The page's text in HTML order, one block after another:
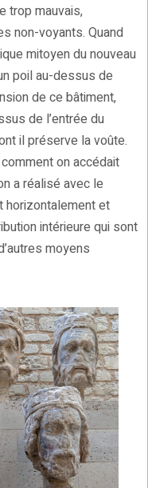
trop mauvais,
non-voyants. Quand
mitoyen du nouveau
poil au-dessus de
de ce bâtiment,
de l’entrée du
il préserve la voûte.
on accédait
a réalisé avec le
horizontalement et
intérieure qui sont
moyens